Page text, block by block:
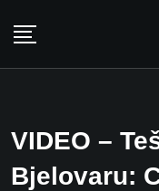
VIDEO –
Bjelovaru: